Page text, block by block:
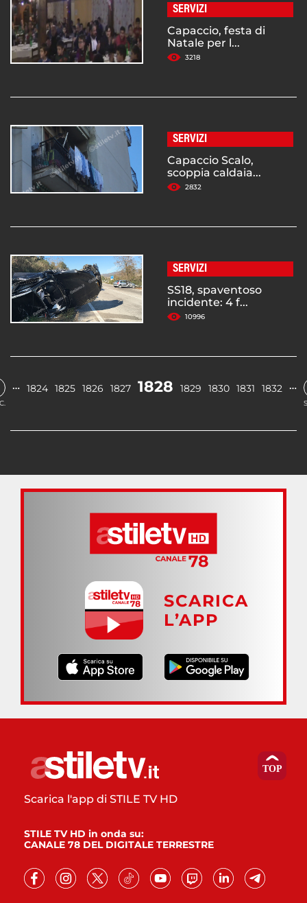
SERVIZI
Capaccio, festa di
Natale per l...
3218
SERVIZI
Capaccio Scalo,
scoppia caldaia...
2832
SERVIZI
SS18, spaventoso
incidente: 4 f...
10996
… 1824 1825 1826 1827 1828 1829 1830 1831 1832 …
SCARICA
L’APP
Scarica l'app di STILE TV HD
STILE TV HD in onda su:
CANALE 78 DEL DIGITALE TERRESTRE